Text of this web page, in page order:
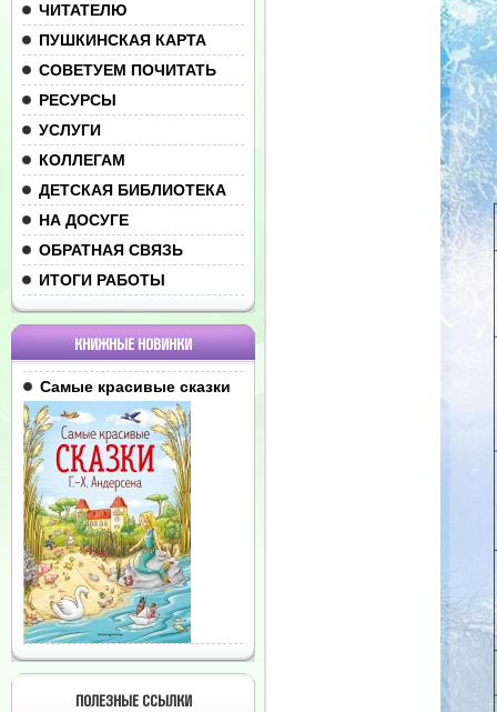
ЧИТАТЕЛЮ
ПУШКИНСКАЯ КАРТА
СОВЕТУЕМ ПОЧИТАТЬ
РЕСУРСЫ
УСЛУГИ
КОЛЛЕГАМ
ДЕТСКАЯ БИБЛИОТЕКА
НА ДОСУГЕ
ОБРАТНАЯ СВЯЗЬ
ИТОГИ РАБОТЫ
КНИЖНЫЕ НОВИНКИ
Самые красивые сказки
ПОЛЕЗНЫЕ ССЫЛКИ